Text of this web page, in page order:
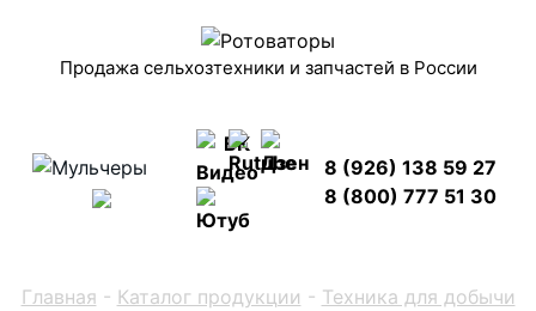
Продажа сельхозтехники и запчастей в России
8 (926) 138 59 27
8 (800) 777 51 30
Главная - Каталог продукции - Техника для добычи